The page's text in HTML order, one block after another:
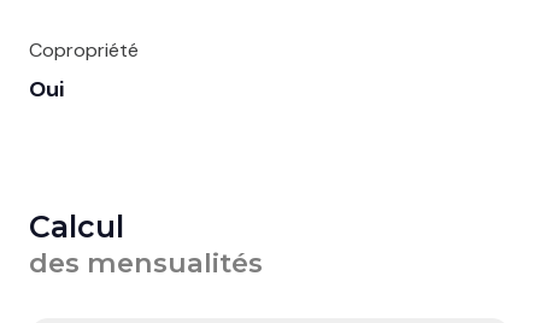
Copropriété
Oui
Calcul
des mensualités